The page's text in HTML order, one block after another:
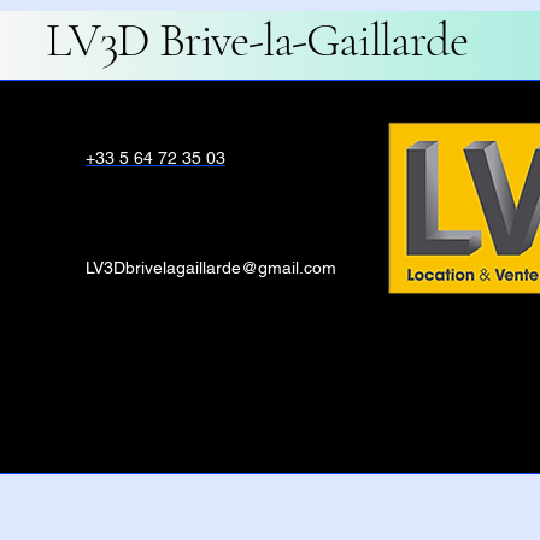
visuelle de la pointe et du
débit permet également
+33 5 64 72 35 03
LV3Dbrivelagaillarde@gmail.com
LV3D Brive-la-Gaillarde